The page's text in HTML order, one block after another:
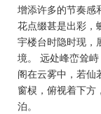
增添许多的节奏感
花点缀甚是出彩，
宇楼台时隐时现，
境。 远处峰峦耸
阁在云雾中，若仙
窗棂，俯视着下方
泊。